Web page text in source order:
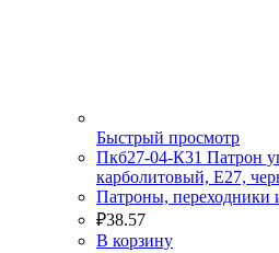
Быстрый просмотр
Пкб27-04-К31 Патрон
карболитовый, Е27,
Патроны, переходники
₽38.57
В корзину